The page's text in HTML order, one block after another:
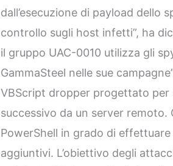
dall’esecuzione di payload dello
controllo sugli host infetti”, ha
il gruppo UAC-0010 utilizza gli
GammaSteel nelle sue
VBScript dropper progettato per
successivo da un server remoto.
PowerShell in grado di
aggiuntivi. L’obiettivo degli